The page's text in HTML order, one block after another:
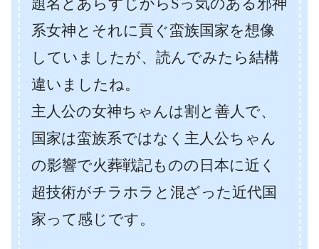
系女神とそれに貢ぐ蛮族国家を想像
していましたが、読んでみたら結構
違いましたね。
主人公の女神ちゃんは割と善人で、
国家は蛮族系ではなく主人公ちゃん
の影響で火葬戦記ものの日本に近く
超技術がチラホラと混ざった近代国
家って感じです。